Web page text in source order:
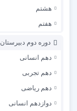
هشتم
هفتم
دوره دوم دبیرستان
دهم انسانی
دهم تجربی
دهم ریاضی
دوازدهم انسانی